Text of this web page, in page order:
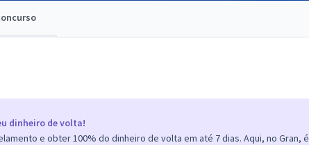
dinheiro de volta!
e obter 100% do dinheiro de volta em até 7 dias. Aqui, no Gran, é